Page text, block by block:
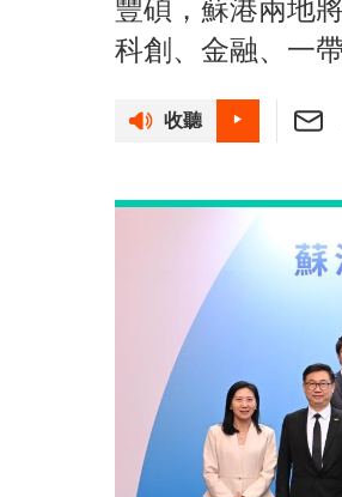
豐碩，蘇港兩地
科創、金融、一
收聽